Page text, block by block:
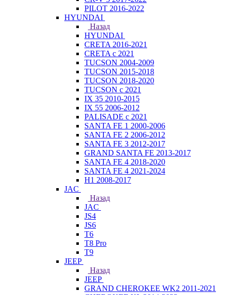
PILOT 2016-2022
HYUNDAI
Назад
HYUNDAI
CRETA 2016-2021
CRETA с 2021
TUCSON 2004-2009
TUCSON 2015-2018
TUCSON 2018-2020
TUCSON с 2021
IX 35 2010-2015
IX 55 2006-2012
PALISADE с 2021
SANTA FE 1 2000-2006
SANTA FE 2 2006-2012
SANTA FE 3 2012-2017
GRAND SANTA FE 2013-2017
SANTA FE 4 2018-2020
SANTA FE 4 2021-2024
H1 2008-2017
JAC
Назад
JAC
JS4
JS6
T6
T8 Pro
T9
JEEP
Назад
JEEP
GRAND CHEROKEE WK2 2011-2021